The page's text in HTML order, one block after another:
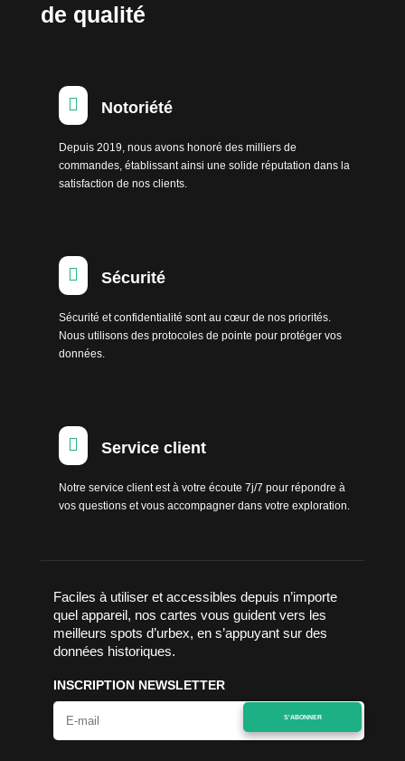
de qualité
 Notoriété
Depuis 2019, nous avons honoré des milliers de
commandes, établissant ainsi une solide réputation dans la
satisfaction de nos clients.
 Sécurité
Sécurité et confidentialité sont au cœur de nos priorités.
Nous utilisons des protocoles de pointe pour protéger vos
données.
 Service client
Notre service client est à votre écoute 7j/7 pour répondre à
vos questions et vous accompagner dans votre exploration.
Faciles à utiliser et accessibles depuis n’importe
quel appareil, nos cartes vous guident vers les
meilleurs spots d’urbex, en s’appuyant sur des
données historiques.
INSCRIPTION NEWSLETTER
S'ABONNER